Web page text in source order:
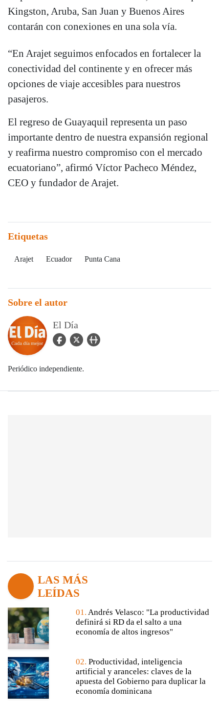
Kingston, Aruba, San Juan y Buenos Aires
contarán con conexiones en una sola vía.
“En Arajet seguimos enfocados en fortalecer la
conectividad del continente y en ofrecer más
opciones de viaje accesibles para nuestros
pasajeros.
El regreso de Guayaquil representa un paso
importante dentro de nuestra expansión regional
y reafirma nuestro compromiso con el mercado
ecuatoriano”, afirmó Víctor Pacheco Méndez,
CEO y fundador de Arajet.
Etiquetas
Arajet Ecuador Punta Cana
Sobre el autor
El Día
facebook Icon
twitter Iconuser_url Icon
Periódico independiente.
LAS MÁS
LEÍDAS
01. Andrés Velasco: "La productividad
definirá si RD da el salto a una
economía de altos ingresos"
02. Productividad, inteligencia
artificial y aranceles: claves de la
apuesta del Gobierno para duplicar la
economía dominicana